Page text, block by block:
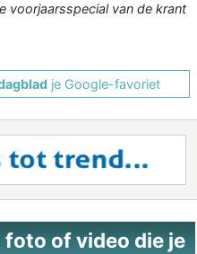
voorjaarsspecial van de krant
je Google-favoriet
foto of video die je